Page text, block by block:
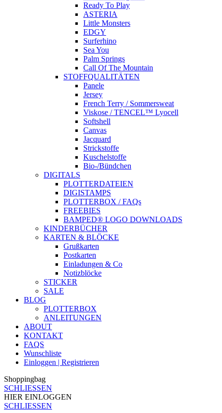
Ready To Play
ASTERIA
Little Monsters
EDGY
Surferhino
Sea You
Palm Springs
Call Of The Mountain
STOFFQUALITÄTEN
Panele
Jersey
French Terry / Sommersweat
Viskose / TENCEL™ Lyocell
Softshell
Canvas
Jacquard
Strickstoffe
Kuschelstoffe
Bio-/Bündchen
DIGITALS
PLOTTERDATEIEN
DIGISTAMPS
PLOTTERBOX / FAQs
FREEBIES
BAMPED® LOGO DOWNLOADS
KINDERBÜCHER
KARTEN & BLÖCKE
Grußkarten
Postkarten
Einladungen & Co
Notizblöcke
STICKER
SALE
BLOG
PLOTTERBOX
ANLEITUNGEN
ABOUT
KONTAKT
FAQS
Wunschliste
Einloggen | Registrieren
Shoppingbag
SCHLIESSEN
HIER EINLOGGEN
SCHLIESSEN